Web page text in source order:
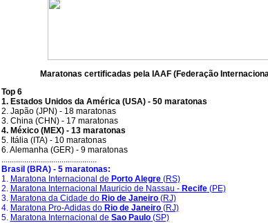
Maratonas certificadas pela IAAF (Federação
Top 6
1. Estados Unidos da América (USA) - 50 maratonas
2. Japão (JPN) - 18 maratonas
3. China (CHN) - 17 maratonas
4. México (MEX) - 13 maratonas
5. Itália (ITA) - 10 maratonas
6. Alemanha (GER) - 9 maratonas
..............................................
Brasil (BRA) - 5 maratonas:
1. Maratona Internacional de Porto Alegre(RS)
2. Maratona Internacional Mauricio de Nassau -Recife(PE)
3. Maratona da Cidade do Rio de Janeiro(RJ)
4. Maratona Pro-Adidas do Rio de Janeiro(RJ)
5. Maratona Internacional de Sao Paulo(SP)